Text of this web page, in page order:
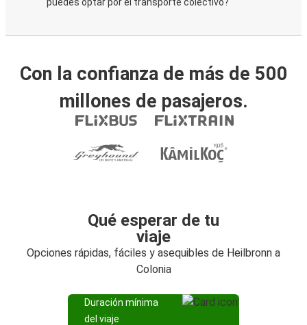
Con la confianza de más de 500
millones de pasajeros.
Qué esperar de tu
viaje
Opciones rápidas, fáciles y asequibles de Heilbronn a
Colonia
Duración mínima
del viaje